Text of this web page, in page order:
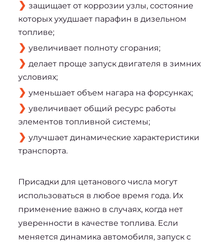
защищает от коррозии узлы, состояние
которых ухудшает парафин в дизельном
топливе;
увеличивает полноту сгорания;
делает проще запуск двигателя в зимних
условиях;
уменьшает объем нагара на форсунках;
увеличивает общий ресурс работы
элементов топливной системы;
улучшает динамические характеристики
транспорта.
Присадки для цетанового числа могут
использоваться в любое время года. Их
применение важно в случаях, когда нет
уверенности в качестве топлива. Если
меняется динамика автомобиля, запуск с